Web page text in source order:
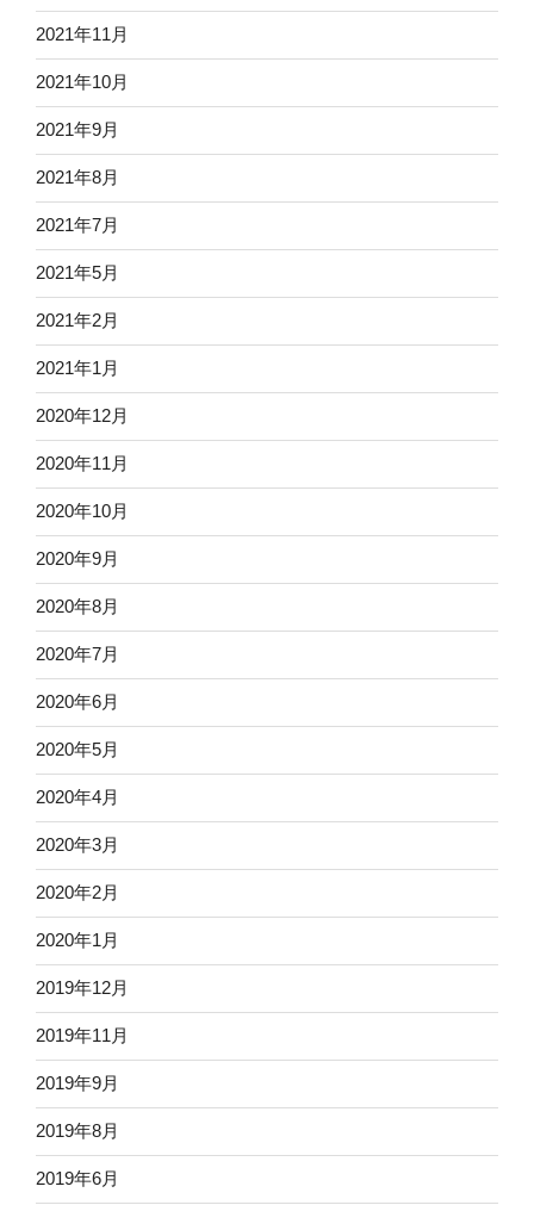
2021年11月
2021年10月
2021年9月
2021年8月
2021年7月
2021年5月
2021年2月
2021年1月
2020年12月
2020年11月
2020年10月
2020年9月
2020年8月
2020年7月
2020年6月
2020年5月
2020年4月
2020年3月
2020年2月
2020年1月
2019年12月
2019年11月
2019年9月
2019年8月
2019年6月